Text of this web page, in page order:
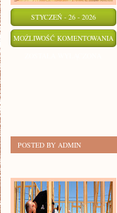
STYCZEŃ - 26 - 2026
MOŻLIWOŚĆ KOMENTOWANIA
POSTED BY ADMIN